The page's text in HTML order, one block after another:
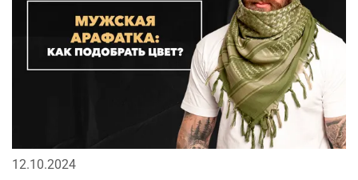
натуральный хлопок дизайнерские вещи
мужская куртка милитари брюки
аляска куртка
утепленная куртка
флисовая одежда
12.10.2024